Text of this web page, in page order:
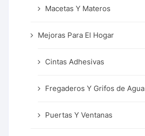
Macetas Y Materos
Mejoras Para El Hogar
Cintas Adhesivas
Fregaderos Y Grifos de Agua
Puertas Y Ventanas